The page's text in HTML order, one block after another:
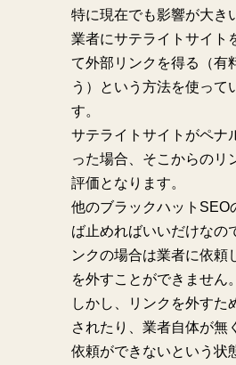
特に現在でも影響が大き
業者にサテライトサイト
て外部リンクを得る（有
う）という方法を使って
す。
サテライトサイトがペナ
った場合、そこからのリ
評価となります。
他のブラックハットSEO
ば止めればいいだけなの
ンクの場合は業者に依頼
を外すことができません。
しかし、リンクを外すた
されたり、業者自体が無
依頼ができないという状